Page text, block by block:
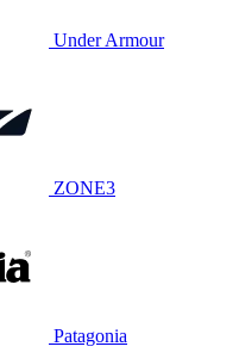
Under Armour
ZONE3
Patagonia